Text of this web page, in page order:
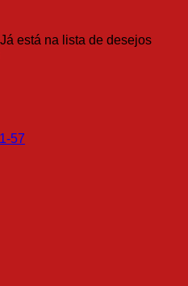
Já está na lista de desejos
57